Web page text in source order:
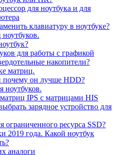
для ноутбука и для
клавиатуру в ноутбуке?
для работы с графикой
накопители?
матриц.
почему он лучше HDD?
IPS с матрицами HIS
зарядное устройство для
ограниченного ресурса SSD?
2019 года. Какой ноутбук
аналоги